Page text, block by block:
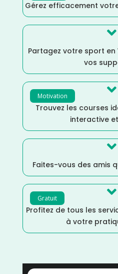
Gérez efficacement

Partagez votre sport en
vos
Motivation 
Trouvez les courses
interactive

Faites-vous des amis
Gratuit 
Profitez de tous les
à votre